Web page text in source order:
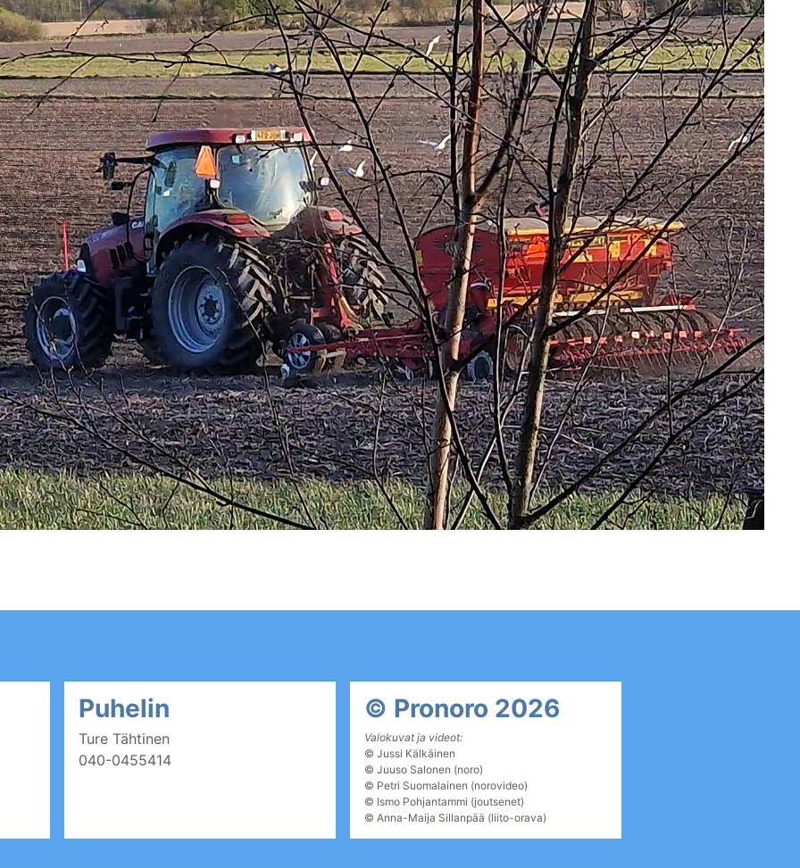
Puhelin
Ture Tähtinen
040-0455414
© Pronoro 2026
Valokuvat ja videot:
© Jussi Kälkäinen
© Juuso Salonen (noro)
© Petri Suomalainen (norovideo)
© Ismo Pohjantammi (joutsenet)
© Anna-Maija Sillanpää (liito-orava)